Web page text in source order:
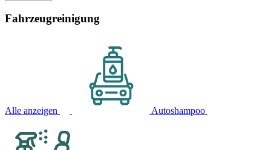
Fahrzeugreinigung
Alle anzeigen Autoshampoo